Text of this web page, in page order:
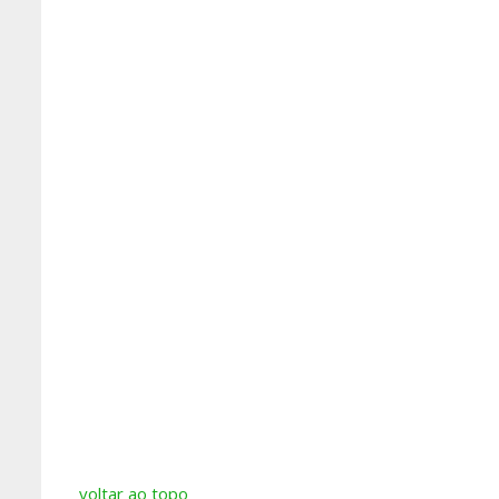
voltar ao topo